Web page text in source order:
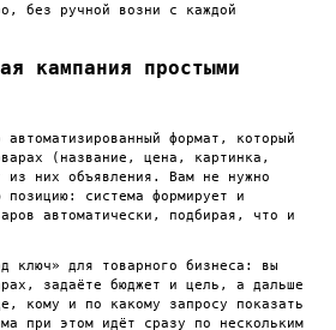
без ручной возни с каждой
кампания простыми
формат, который
(название, цена, картинка,
из них объявления. Вам не нужно
позицию: система формирует и
автоматически, подбирая, что и
ключ» для товарного бизнеса: вы
задаёте бюджет и цель, а дальше
кому и по какому запросу показать
при этом идёт сразу по нескольким